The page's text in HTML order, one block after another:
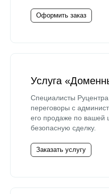
Оформить заказ
Услуга
Специалисты
переговоры с
его продаже по вашей
безопасную сделку.
Заказать услугу